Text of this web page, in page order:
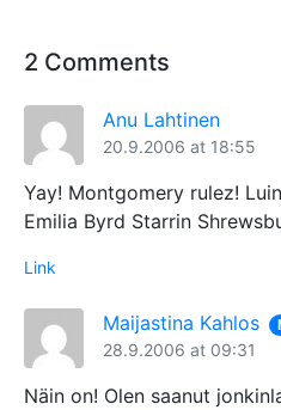
2 Comments
Anu Lahtinen
20.9.2006 at 18:55
Yay! Montgomery rulez!
Emilia Byrd Starrin
Link
Maijastina Kahlos
28.9.2006 at 09:31
Näin on! Olen saanut